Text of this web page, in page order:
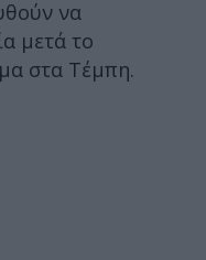
να
μετά το
στα Τέμπη.